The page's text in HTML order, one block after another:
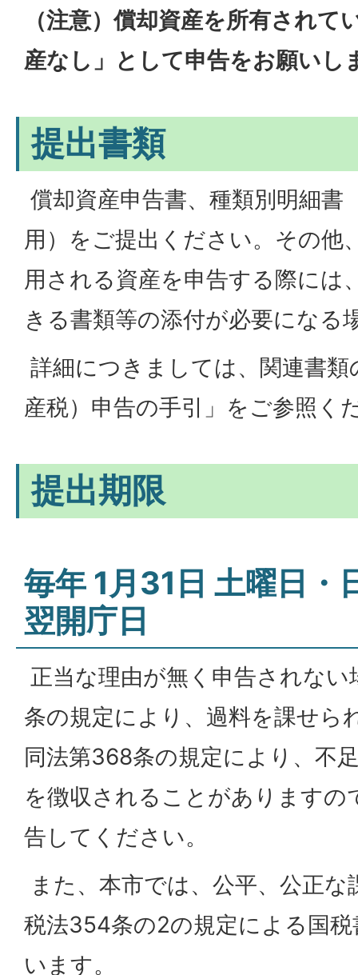
（注意）償却資産を所有されて
産なし」として申告をお願いし
提出書類
償却資産申告書、種類別明細書
用）をご提出ください。その他
用される資産を申告する際には
きる書類等の添付が必要になる
詳細につきましては、関連書類
産税）申告の手引」をご参照く
提出期限
毎年 1月31日 土曜日・
翌開庁日
正当な理由が無く申告されな
条の規定により、過料を課せら
同法第368条の規定により、不
を徴収されることがありますの
告してください。
また、本市では、公平、公正
税法354条の2の規定による国
います。